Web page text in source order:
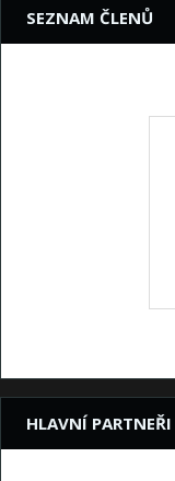
SEZNAM ČLENŮ
HLAVNÍ PARTNEŘI